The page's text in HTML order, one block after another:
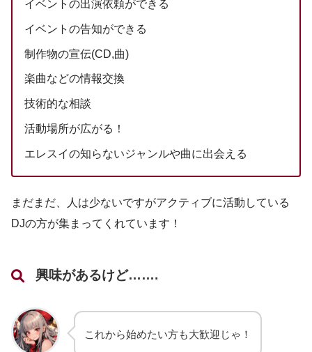
イベントの出演依頼ができる
イベントの告知ができる
制作物の宣伝(CD,曲)
楽曲などの情報交換
技術的な相談
活動場所が広がる！
エレスイの知らないジャンルや曲に出会える
まだまだ、人は少ないですがアクティブに活動している
DJの方が集まってくれています！
興味があるけど…….
これから始めたい方も大歓迎じゃ！